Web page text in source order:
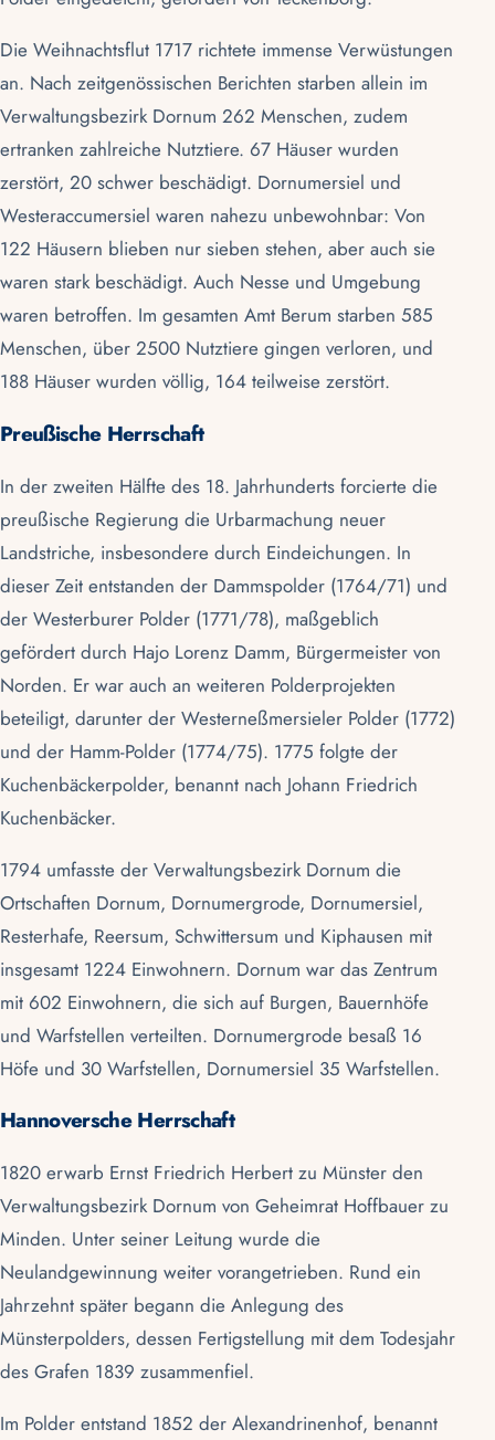
Die Weihnachtsflut 1717 richtete immense Verwüstungen
an. Nach zeitgenössischen Berichten starben allein im
Verwaltungsbezirk Dornum 262 Menschen, zudem
ertranken zahlreiche Nutztiere. 67 Häuser wurden
zerstört, 20 schwer beschädigt. Dornumersiel und
Westeraccumersiel waren nahezu unbewohnbar: Von
122 Häusern blieben nur sieben stehen, aber auch sie
waren stark beschädigt. Auch Nesse und Umgebung
waren betroffen. Im gesamten Amt Berum starben 585
Menschen, über 2500 Nutztiere gingen verloren, und
188 Häuser wurden völlig, 164 teilweise zerstört.
Preußische Herrschaft
In der zweiten Hälfte des 18. Jahrhunderts forcierte die
preußische Regierung die Urbarmachung neuer
Landstriche, insbesondere durch Eindeichungen. In
dieser Zeit entstanden der Dammspolder (1764/71) und
der Westerburer Polder (1771/78), maßgeblich
gefördert durch Hajo Lorenz Damm, Bürgermeister von
Norden. Er war auch an weiteren Polderprojekten
beteiligt, darunter der Westerneßmersieler Polder (1772)
und der Hamm-Polder (1774/75). 1775 folgte der
Kuchenbäckerpolder, benannt nach Johann Friedrich
Kuchenbäcker.
1794 umfasste der Verwaltungsbezirk Dornum die
Ortschaften Dornum, Dornumergrode, Dornumersiel,
Resterhafe, Reersum, Schwittersum und Kiphausen mit
insgesamt 1224 Einwohnern. Dornum war das Zentrum
mit 602 Einwohnern, die sich auf Burgen, Bauernhöfe
und Warfstellen verteilten. Dornumergrode besaß 16
Höfe und 30 Warfstellen, Dornumersiel 35 Warfstellen.
Hannoversche Herrschaft
1820 erwarb Ernst Friedrich Herbert zu Münster den
Verwaltungsbezirk Dornum von Geheimrat Hoffbauer zu
Minden. Unter seiner Leitung wurde die
Neulandgewinnung weiter vorangetrieben. Rund ein
Jahrzehnt später begann die Anlegung des
Münsterpolders, dessen Fertigstellung mit dem Todesjahr
des Grafen 1839 zusammenfiel.
Im Polder entstand 1852 der Alexandrinenhof, benannt